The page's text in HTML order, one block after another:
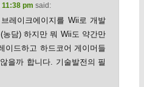
11:38 pm said:
레이크에이지를 Wii로 개발
(농담) 하지만 뭐 Wii도 약간만
이드하고 하드코어 게이머들
을까 합니다. 기술발전의 필